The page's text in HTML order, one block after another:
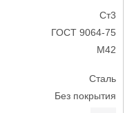
Ст3
ГОСТ 9064-75
М42
Сталь
Без покрытия